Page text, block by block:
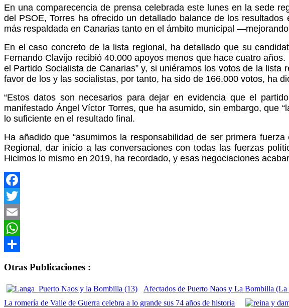
En una comparecencia de prensa celebrada este lunes en la sede
del PSOE, Torres ha ofrecido un detallado balance de los
más respaldada en Canarias tanto en el ámbito municipal
En el caso concreto de la lista regional, ha detallado que su
Fernando Clavijo recibió 40.000 apoyos menos que hace cuatro
el Partido Socialista de Canarias” y, si uniéramos los votos de la
favor de los y las socialistas, por tanto, ha sido de 166.000 votos, ha
“Estos datos son necesarios para dejar en evidencia que el
manifestado Ángel Víctor Torres, que ha asumido, sin embargo, que
lo suficiente en el resultado final.
Ha añadido que “asumimos la responsabilidad de ser primera
Regional, dar inicio a las conversaciones con todas las fuerzas
Hicimos lo mismo en 2019, ha recordado, y esas negociaciones
Facebook
Twitter
Email
WhatsApp
Otras Publicaciones :
Afectados de Puerto Naos y La Bombilla (La
La romería de Valle de Guerra celebra a lo grande sus 74 años de historia